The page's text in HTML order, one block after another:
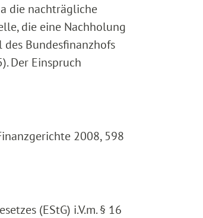
die nachträgliche
die eine Nachholung
Bundesfinanzhofs
Der Einspruch
2008, 598
(EStG) i.V.m. § 16